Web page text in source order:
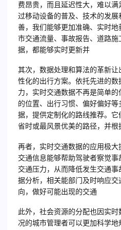
费昂贵，而且延迟性大，难以
过移动设备的普及、技术的发
善，我们能够更加准确、实时
市交通流量、事故报告、道路
据，都能够实时更新并
其次，数据处理和算法的革新
性化的出行方案。依托先进的
力，实时交通数据不再是简单
的位置、出行习惯、偏好偏好
据，提供定制化的路线推荐。
省时或最风景优美的路径，并根
再者，实时交通数据的应用极
交通信息能够帮助驾驶者察觉
交通压力，从而降低发生交通
据分析，相关能部门及时响应
向，做好可能出现的交通
此外，社会资源的分配也因实
况的城市管理者可以更加科学